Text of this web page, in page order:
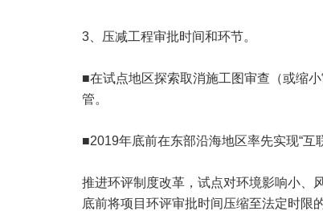
3、压减工程审批时间和环节。
■在试点地区探索取消施工图审查（或缩
管。
■2019年底前在东部沿海地区率先实现“互
推进环评制度改革，试点对环境影响小、
底前将项目环评审批时间压缩至法定时限